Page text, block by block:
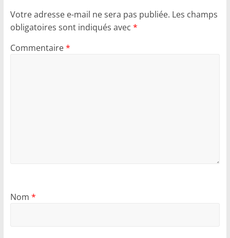
Votre adresse e-mail ne sera pas publiée. Les champs
obligatoires sont indiqués avec *
Commentaire*
Nom *